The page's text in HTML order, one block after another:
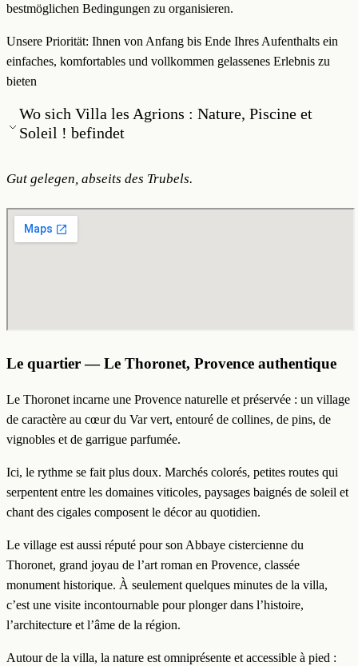
bestmöglichen Bedingungen zu organisieren.
Unsere Priorität: Ihnen von Anfang bis Ende Ihres Aufenthalts ein
einfaches, komfortables und vollkommen gelassenes Erlebnis zu
bieten
Wo sich Villa les Agrions : Nature, Piscine et
Soleil ! befindet
Gut gelegen, abseits des Trubels.
Le quartier — Le Thoronet, Provence authentique
Le Thoronet incarne une Provence naturelle et préservée : un village
de caractère au cœur du Var vert, entouré de collines, de pins, de
vignobles et de garrigue parfumée.
Ici, le rythme se fait plus doux. Marchés colorés, petites routes qui
serpentent entre les domaines viticoles, paysages baignés de soleil et
chant des cigales composent le décor au quotidien.
Le village est aussi réputé pour son Abbaye cistercienne du
Thoronet, grand joyau de l’art roman en Provence, classée
monument historique. À seulement quelques minutes de la villa,
c’est une visite incontournable pour plonger dans l’histoire,
l’architecture et l’âme de la région.
Autour de la villa, la nature est omniprésente et accessible à pied :